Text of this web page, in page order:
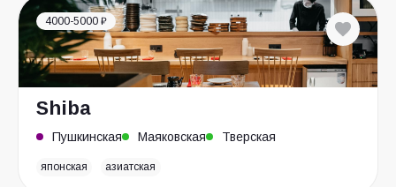
4000-5000 ₽
Shiba
Пушкинская Маяковская Тверская
японская азиатская